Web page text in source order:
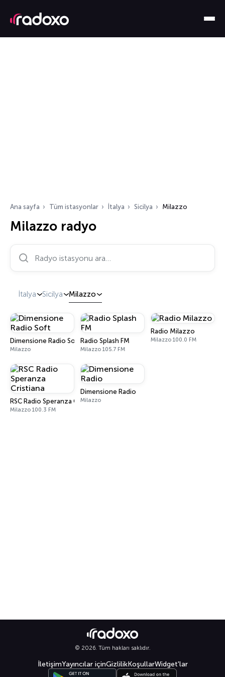
Ana sayfa Tüm istasyonlar İtalya Sicilya Milazzo
Milazzo radyo
Radyo istasyonu ara…
İtalya Sicilya Milazzo
Dimensione Radio Soft
Milazzo
Radio Splash FM
Milazzo 105.7 FM
Radio Milazzo
Milazzo 100.0 FM
RSC Radio Speranza Cristiana
Milazzo 100.3 FM
Dimensione Radio
Milazzo
© 2026. Tüm hakları saklıdır.
İletişimYayıncılar içinGizlilikKoşullarWidget'lar